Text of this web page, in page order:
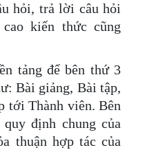
hỏi, trả lời câu hỏi
kiến thức cũng
tảng để bên thứ 3
Bài giảng, Bài tập,
tới Thành viên. Bên
định chung của
thuận hợp tác của